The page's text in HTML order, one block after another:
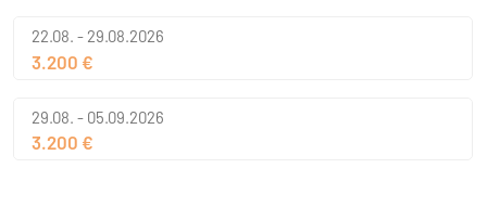
22.08. - 29.08.2026
3.200 €
29.08. - 05.09.2026
3.200 €